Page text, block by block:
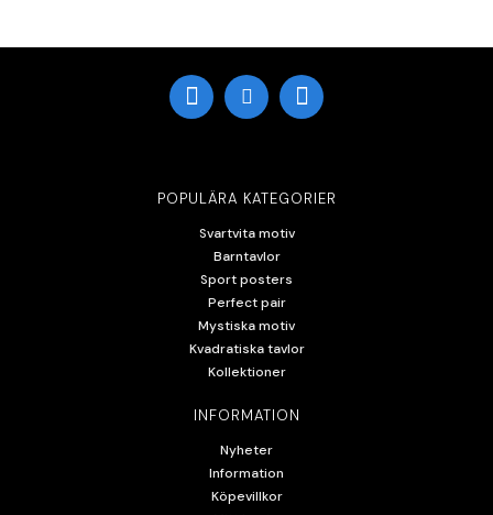
POPULÄRA KATEGORIER
Svartvita motiv
Barntavlor
Sport posters
Perfect pair
Mystiska motiv
Kvadratiska tavlor
Kollektioner
INFORMATION
Nyheter
Information
Köpevillkor